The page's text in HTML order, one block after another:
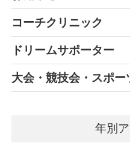
コーチクリニック
ドリームサポーター
大会・競技会・スポー
年別